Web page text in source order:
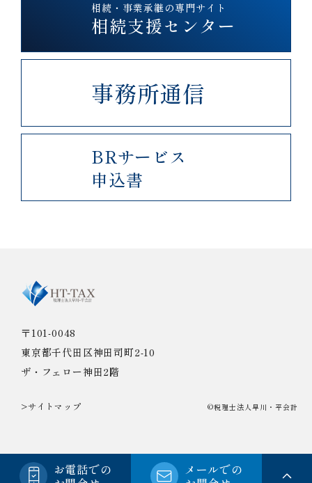
相続・事業承継の専門サイト
相続支援センター
事務所通信
BRサービス
申込書
〒101-0048
東京都千代田区神田司町2-10
ザ・フェロー神田2階
>サイトマップ ©税理士法人早川・平会計
お電話での
メールでの